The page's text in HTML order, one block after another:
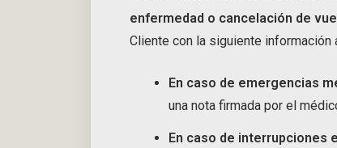
enfermedad o cancelación de
Cliente con la siguiente información
En caso de emergencias
una nota firmada por el
En caso de interrupciones